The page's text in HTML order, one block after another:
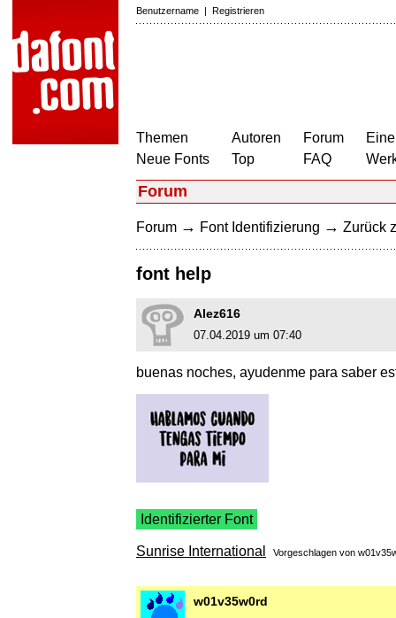
Benutzername | Registrieren
Themen
Neue Fonts
Autoren
Top
Forum
FAQ
Forum
Forum → Font Identifizierung → Zurück
font help
Alez616
07.04.2019 um 07:40
buenas noches, ayudenme para saber
Identifizierter Font
Sunrise International Vorgeschlagen von
w01v35w0rd